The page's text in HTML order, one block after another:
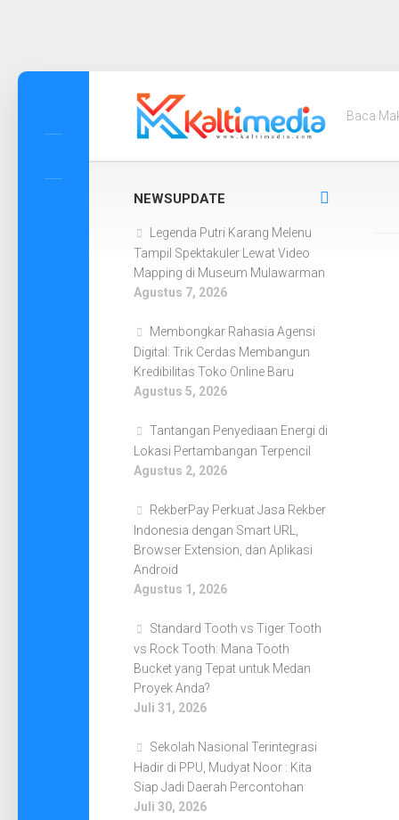
Skip
Baca
NEWSUPDATE
Legenda Putri Karang Melenu
Tampil Spektakuler Lewat Video
Mapping di Museum Mulawarman
Agustus 7, 2026
Membongkar Rahasia Agensi
Digital: Trik Cerdas Membangun
Kredibilitas Toko Online Baru
Agustus 5, 2026
Tantangan Penyediaan Energi di
Lokasi Pertambangan Terpencil
Agustus 2, 2026
RekberPay Perkuat Jasa Rekber
Indonesia dengan Smart URL,
Browser Extension, dan Aplikasi
Android
Agustus 1, 2026
Standard Tooth vs Tiger Tooth
vs Rock Tooth: Mana Tooth
Bucket yang Tepat untuk Medan
Proyek Anda?
Juli 31, 2026
Sekolah Nasional Terintegrasi
Hadir di PPU, Mudyat Noor : Kita
Siap Jadi Daerah Percontohan
Juli 30, 2026